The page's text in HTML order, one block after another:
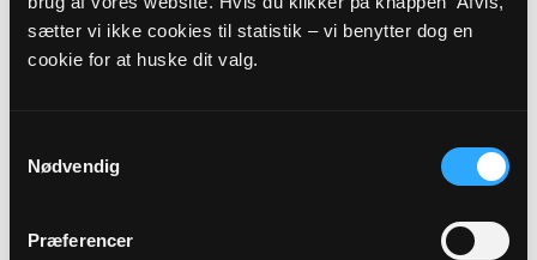
sætter vi ikke cookies til statistik – vi benytter dog en
cookie for at huske dit valg.
Nødvendig
Præferencer
23
Gudstjeneste - 12. søndag efter...